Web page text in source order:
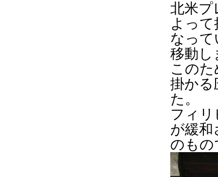
北米プ
よっ
なって
移動し
この
掛かる
た。
フィ
が緩和
のもの